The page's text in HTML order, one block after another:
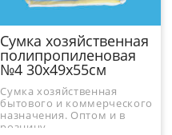
Сумка хозяйственная
полипропиленовая
№4 30x49x55см
Сумка хозяйственная
бытового и коммерческого
назначения. Оптом и в
розницу.